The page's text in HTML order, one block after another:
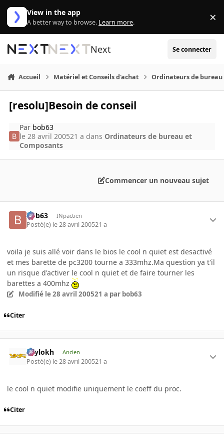
Aller au contenu
View in the app
A better way to browse. Learn more. ×
Next Se connecter
Accueil Matériel et Conseils d'achat Ordinateurs de bureau
[resolu]Besoin de conseil
Par bob63
le 28 avril 200521 a dans Ordinateurs de bureau et
Composants
Commencer un nouveau sujet
bob63 INpactien
Posté(e) le 28 avril 200521 a
voila je suis allé voir dans le bios le cool n quiet est desactivé
et mes barette de pc3200 tourne a 333mhz.Ma question ya t'il
un risque d'activer le cool n quiet et de faire tourner les
barettes a 400mhz
Modifié le 28 avril 200521 a par bob63
Citer
Psylokh Ancien
Posté(e) le 28 avril 200521 a
le cool n quiet modifie uniquement le coeff du proc.
Citer